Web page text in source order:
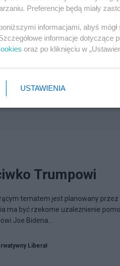
Trumpowi
tematem jest planowany
ma być rzekome uzależnienie
Joe Bidena...
Liberał
Preferencje będą miały
informacjami, abyś
informacje dotyczące
oraz po kliknięciu w
USTAWIENIA